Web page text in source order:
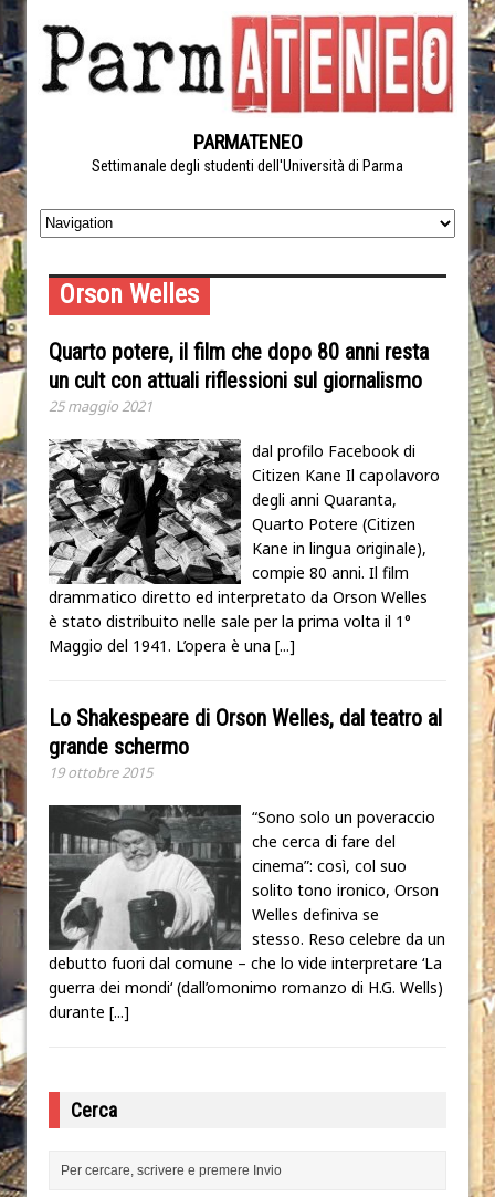
PARMATENEO
Settimanale degli studenti dell'Università di Parma
Orson Welles
Quarto potere, il film che dopo 80 anni resta
un cult con attuali riflessioni sul giornalismo
25 maggio 2021
dal profilo Facebook di
Citizen Kane Il capolavoro
degli anni Quaranta,
Quarto Potere (Citizen
Kane in lingua originale),
compie 80 anni. Il film
drammatico diretto ed interpretato da Orson Welles
è stato distribuito nelle sale per la prima volta il 1°
Maggio del 1941. L’opera è una [...]
Lo Shakespeare di Orson Welles, dal teatro al
grande schermo
19 ottobre 2015
“Sono solo un poveraccio
che cerca di fare del
cinema”: così, col suo
solito tono ironico, Orson
Welles definiva se
stesso. Reso celebre da un
debutto fuori dal comune – che lo vide interpretare ‘La
guerra dei mondi‘ (dall’omonimo romanzo di H.G. Wells)
durante [...]
Cerca